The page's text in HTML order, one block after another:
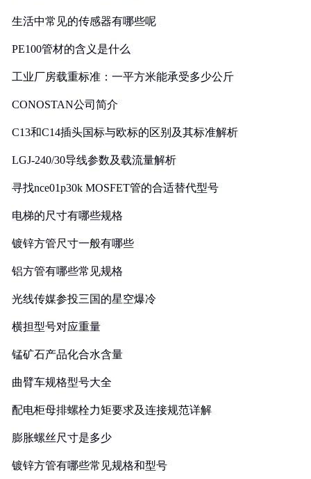
生活中常见的传感器有哪些呢
PE100管材的含义是什么
工业厂房载重标准：一平方米能承受多少公斤
CONOSTAN公司简介
C13和C14插头国标与欧标的区别及其标准解析
LGJ-240/30导线参数及载流量解析
寻找nce01p30k MOSFET管的合适替代型号
电梯的尺寸有哪些规格
镀锌方管尺寸一般有哪些
铝方管有哪些常见规格
光线传媒参投三国的星空爆冷
横担型号对应重量
锰矿石产品化合水含量
曲臂车规格型号大全
配电柜母排螺栓力矩要求及连接规范详解
膨胀螺丝尺寸是多少
镀锌方管有哪些常见规格和型号